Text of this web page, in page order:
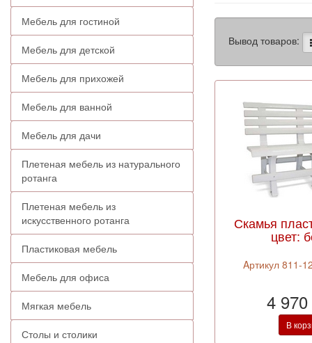
Мебель для гостиной
Мебель для детской
Мебель для прихожей
Мебель для ванной
Мебель для дачи
Плетеная мебель из натурального
ротанга
Плетеная мебель из
искусственного ротанга
Пластиковая мебель
Мебель для офиса
Мягкая мебель
Столы и столики
Вывод товаров:
Скамья
цвет:
Aртикул 811-
4
В